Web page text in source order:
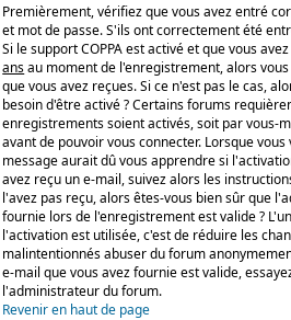
Premièrement, vérifiez que vous avez entré
et mot de passe. S'ils ont correctement été
Si le support COPPA est activé et que vous
ansau moment de l'enregistrement, alors
que vous avez reçues. Si ce n'est pas le cas,
besoin d'être activé ? Certains forums
enregistrements soient activés, soit par vous-
avant de pouvoir vous connecter. Lorsque
message aurait dû vous apprendre si
avez reçu un e-mail, suivez alors les
l'avez pas reçu, alors êtes-vous bien sûr que
fournie lors de l'enregistrement est valide ?
l'activation est utilisée, c'est de réduire les
malintentionnés abuser du forum
e-mail que vous avez fournie est valide,
l'administrateur du forum.
Revenir en haut de page